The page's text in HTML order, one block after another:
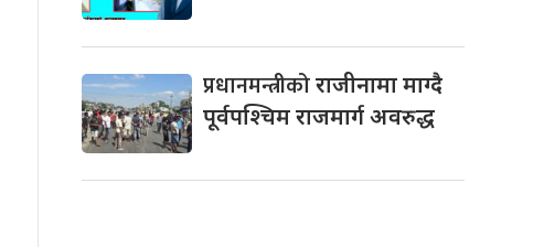
प्रधानमन्त्रीकोराजीनामा माग्दै
पूर्वपश्चिम राजमार्ग अवरुद्ध